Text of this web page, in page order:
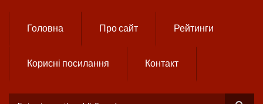
Головна Про сайт Рейтинги
Корисні посилання Контакт